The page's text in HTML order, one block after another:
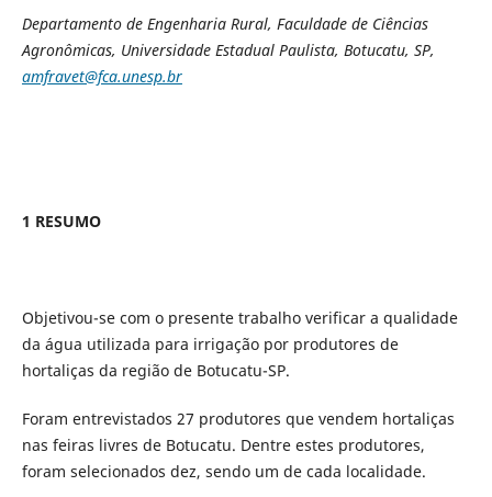
Departamento de Engenharia Rural, Faculdade de Ciências
Agronômicas, Universidade Estadual Paulista, Botucatu, SP,
amfravet@fca.unesp.br
1 RESUMO
Objetivou-se com o presente trabalho verificar a qualidade
da água utilizada para irrigação por produtores de
hortaliças da região de Botucatu-SP.
Foram entrevistados 27 produtores que vendem hortaliças
nas feiras livres de Botucatu. Dentre estes produtores,
foram selecionados dez, sendo um de cada localidade.